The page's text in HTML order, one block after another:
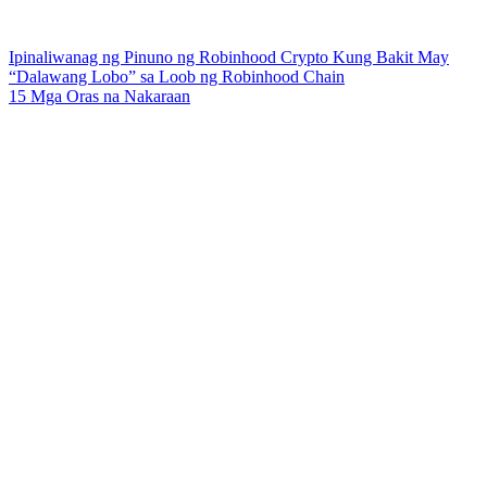
Ipinaliwanag ng Pinuno ng Robinhood Crypto Kung Bakit May
“Dalawang Lobo” sa Loob ng Robinhood Chain
15 Mga Oras na Nakaraan